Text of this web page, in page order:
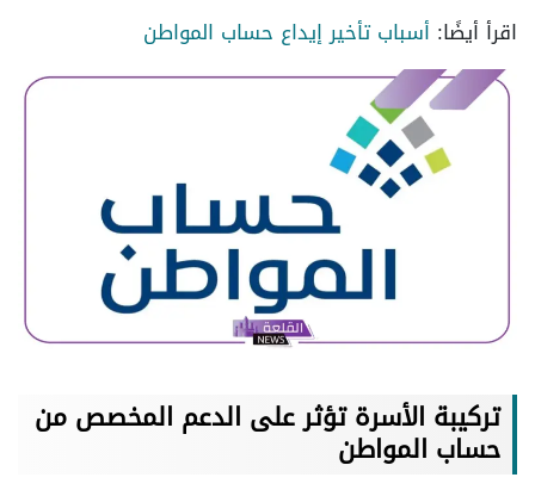
اقرأ أيضًا: أسباب تأخير إيداع حساب المواطن
تركيبة الأسرة تؤثر على الدعم المخصص من
حساب المواطن